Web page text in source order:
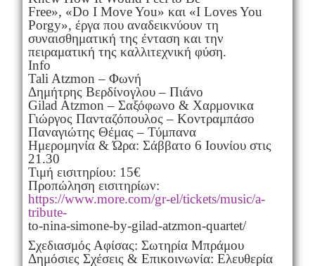
Free», «Do I Move You» και «I Loves You
Porgy», έργα που αναδεικνύουν τη
συναισθηματική της ένταση και την
πειραματική της καλλιτεχνική φύση.
Ιnfo
Tali Atzmon – Φωνή
Δημήτρης Βερδίνογλου – Πιάνο
Gilad Atzmon – Σαξόφωνο & Χαρμονικα
Γιώργος Πανταζόπουλος – Κοντραμπάσο
Παναγιώτης Θέμας – Τύμπανα
Ημερομηνία & Ώρα: Σάββατο 6 Ιουνίου στις
21.30
Τιμή εισιτηρίου: 15€
Προπώληση εισιτηρίων:
https://www.more.com/gr-el/tickets/music/a-
tribute-
to-nina-simone-by-gilad-atzmon-quartet/
Σχεδιασμός Αφίσας: Σωτηρία Μπράμου
Δημόσιες Σχέσεις & Επικοινωνία: Ελευθερία